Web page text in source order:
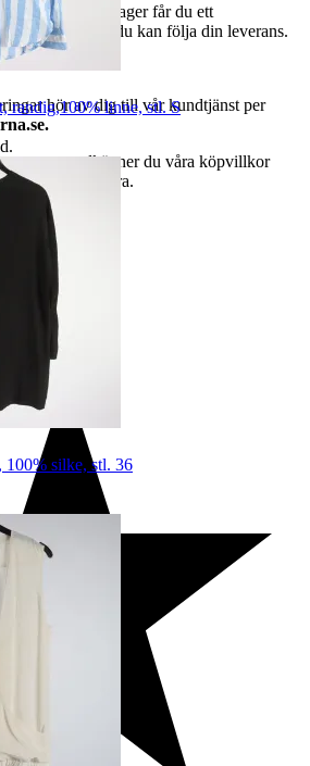
har lämnat vårt lager får du ett
inom kort där du kan följa din leverans.
hör av dig till vår kundtjänst per
.
godkänner du våra köpvillkor
här på Tradera.
randig,100% linne, stl. S
.
silke, stl. 36